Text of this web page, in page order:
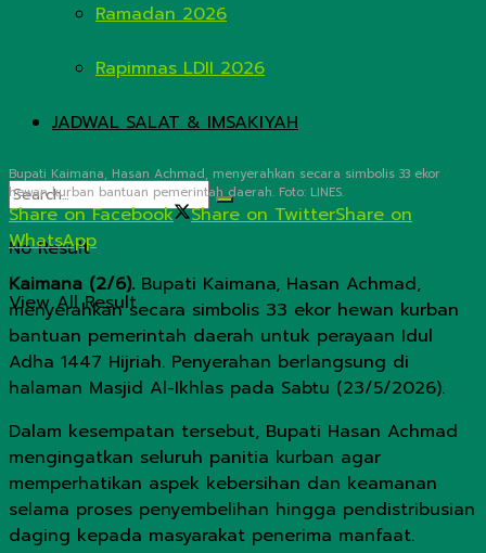
Ramadan 2026
Rapimnas LDII 2026
JADWAL SALAT & IMSAKIYAH
No Result
View All Result
Bupati Kaimana, Hasan Achmad, menyerahkan secara simbolis 33 ekor
hewan kurban bantuan pemerintah daerah. Foto: LINES.
Share on Facebook Share on TwitterShare on
WhatsApp
Kaimana (2/6). Bupati Kaimana, Hasan Achmad,
menyerahkan secara simbolis 33 ekor hewan kurban
bantuan pemerintah daerah untuk perayaan Idul
Adha 1447 Hijriah. Penyerahan berlangsung di
halaman Masjid Al-Ikhlas pada Sabtu (23/5/2026).
Dalam kesempatan tersebut, Bupati Hasan Achmad
mengingatkan seluruh panitia kurban agar
memperhatikan aspek kebersihan dan keamanan
selama proses penyembelihan hingga pendistribusian
daging kepada masyarakat penerima manfaat.